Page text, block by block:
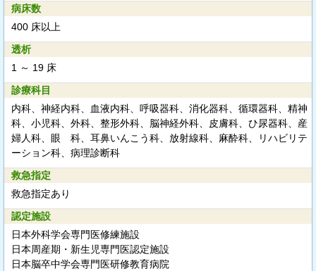
病床数
400 床以上
透析
1 ～ 19 床
診療科目
内科、神経内科、血液内科、呼吸器科、消化器科、循環器科、精神
科、小児科、外科、整形外科、脳神経外科、皮膚科、ひ尿器科、産
婦人科、眼 科、耳鼻いんこう科、放射線科、麻酔科、リハビリテ
ーション科、病理診断科
救急指定
救急指定あり
認定施設
日本外科学会専門医修練施設
日本周産期・新生児専門医認定施設
日本脳卒中学会専門医研修教育病院